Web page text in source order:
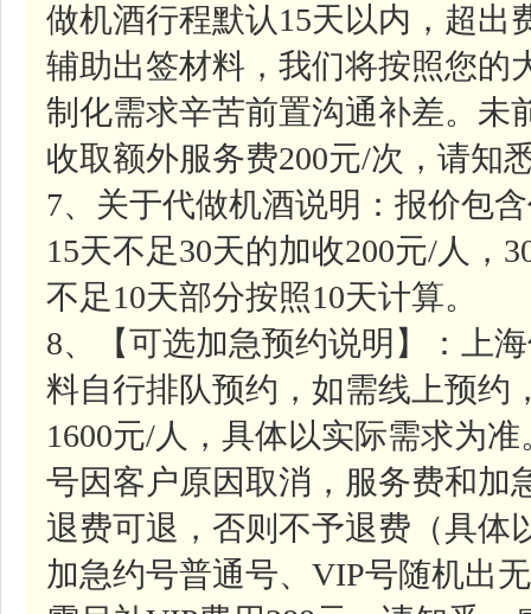
做机酒行程默认15天以内，超出
辅助出签材料，我们将按照您的
制化需求辛苦前置沟通补差。未
收取额外服务费200元/次，请知
7、关于代做机酒说明：报价包
15天不足30天的加收200元/人，
不足10天部分按照10天计算。
8、【可选加急预约说明】：上
料自行排队预约，如需线上预约
1600元/人，具体以实际需求为
号因客户原因取消，服务费和加
退费可退，否则不予退费（具体
加急约号普通号、VIP号随机出